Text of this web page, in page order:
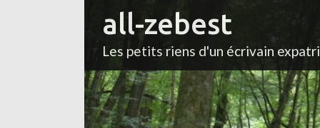
all-zebest
Les petits riens d'un écrivain